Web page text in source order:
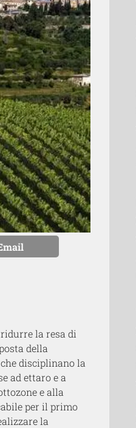
la resa di
della
disciplinano la
ad ettaro e a
e alla
per il primo
la